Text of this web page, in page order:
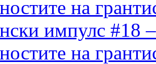
на
импулс #18
на